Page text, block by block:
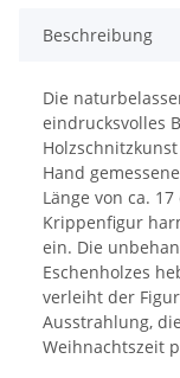
Beschreibung
Die
eindrucksvolles
Hand
Länge von ca.
Krippenfigur
ein. Die
Eschenholzes
verleiht der
Ausstrahlung,
Weihnachtszeit